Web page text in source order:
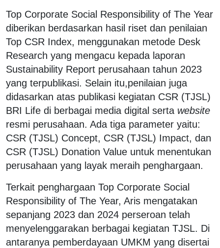
Top Corporate Social Responsibility of The Year
diberikan berdasarkan hasil riset dan penilaian
Top CSR Index, menggunakan metode Desk
Research yang mengacu kepada laporan
Sustainability Report perusahaan tahun 2023
yang terpublikasi. Selain itu,penilaian juga
didasarkan atas publikasi kegiatan CSR (TJSL)
BRI Life di berbagai media digital serta website
resmi perusahaan. Ada tiga parameter yaitu:
CSR (TJSL) Concept, CSR (TJSL) Impact, dan
CSR (TJSL) Donation Value untuk menentukan
perusahaan yang layak meraih penghargaan.
Terkait penghargaan Top Corporate Social
Responsibility of The Year, Aris mengatakan
sepanjang 2023 dan 2024 perseroan telah
menyelenggarakan berbagai kegiatan TJSL. Di
antaranya pemberdayaan UMKM yang disertai